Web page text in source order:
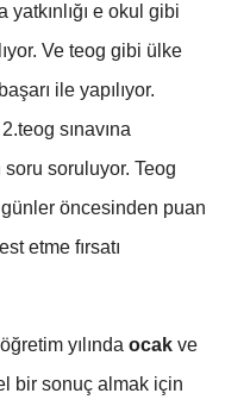
e okul gibi
Ve teog gibi ülke
ile yapılıyor.
sınavına
soru soruluyor. Teog
öncesinden puan
etme fırsatı
yılında ocak ve
bir sonuç almak için